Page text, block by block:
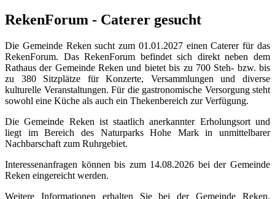
RekenForum - Caterer gesucht
Die Gemeinde Reken sucht zum 01.01.2027 einen Caterer für das
RekenForum. Das RekenForum befindet sich direkt neben dem
Rathaus der Gemeinde Reken und bietet bis zu 700 Steh- bzw. bis
zu 380 Sitzplätze für Konzerte, Versammlungen und diverse
kulturelle Veranstaltungen. Für die gastronomische Versorgung steht
sowohl eine Küche als auch ein Thekenbereich zur Verfügung.
Die Gemeinde Reken ist staatlich anerkannter Erholungsort und
liegt im Bereich des Naturparks Hohe Mark in unmittelbarer
Nachbarschaft zum Ruhrgebiet.
Interessenanfragen können bis zum 14.08.2026 bei der Gemeinde
Reken eingereicht werden.
Weitere Informationen erhalten Sie bei der Gemeinde Reken,